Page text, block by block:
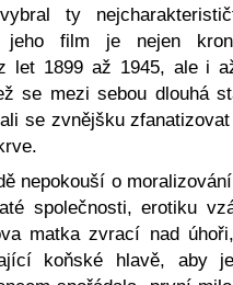
ty
film je nejen
let 1899 až 1945, ale i
se mezi sebou dlouhá
se zvnějšku
nepokouší o
společnosti, erotiku
matka zvrací nad
koňské hlavě, aby